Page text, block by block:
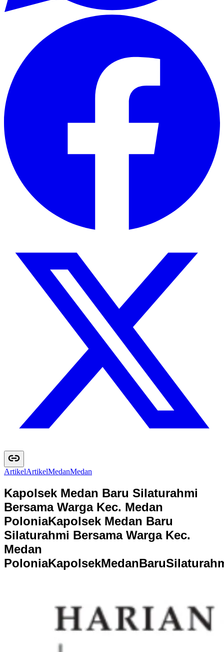
ArtikelArtikelMedanMedan
Kapolsek Medan Baru Silaturahmi
Bersama Warga Kec. Medan
PoloniaKapolsek Medan Baru
Silaturahmi Bersama Warga Kec.
Medan
PoloniaKapolsekMedanBaruSilaturah